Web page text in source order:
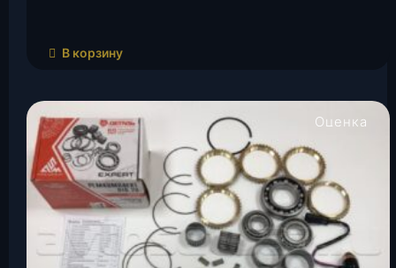
В корзину
Оценка